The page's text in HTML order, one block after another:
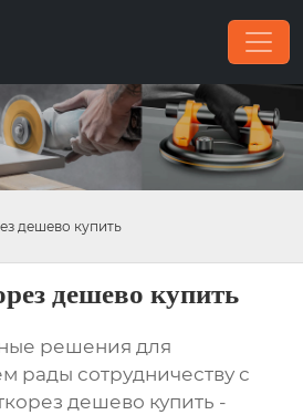
дешево купить
дешево купить
решения для
рады сотрудничеству с
дешево купить -